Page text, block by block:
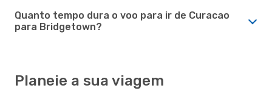
Quanto tempo dura o voo para ir de Curacao
para Bridgetown?
Planeie a sua viagem